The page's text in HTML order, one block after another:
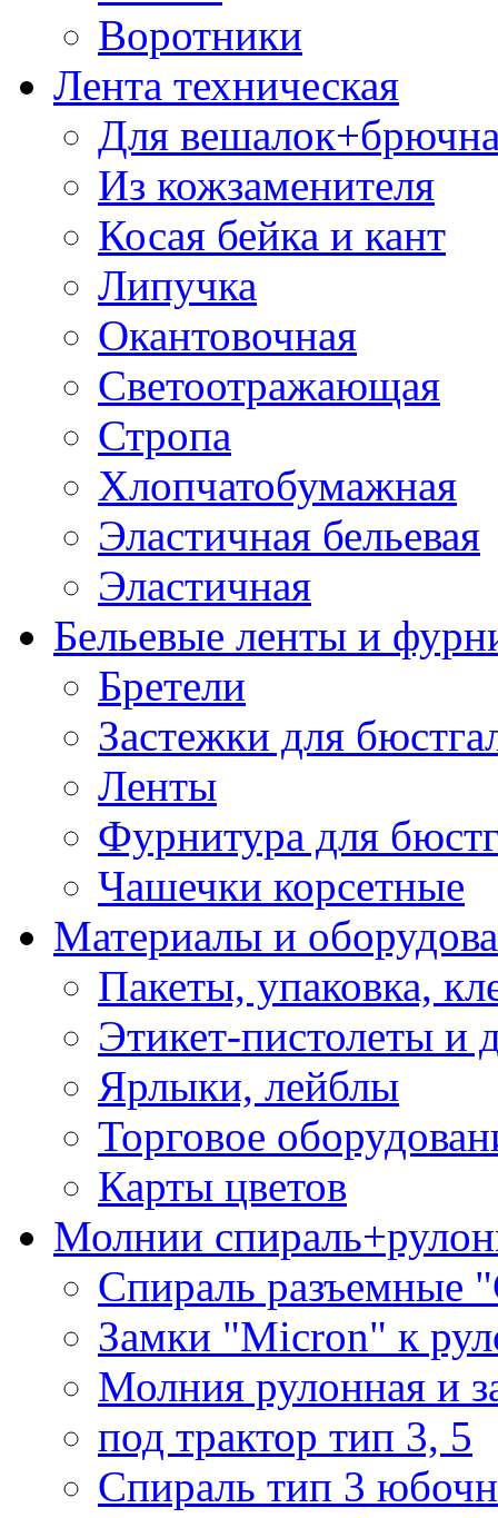
Воротники
Лента техническая
Для
Из кожзаменителя
Косая бейка и кант
Липучка
Окантовочная
Светоотражающая
Стропа
Хлопчатобумажная
Эластичная бельевая
Эластичная
Бельевые ленты и
Бретели
Застежки для
Ленты
Фурнитура для
Чашечки корсетные
Материалы и
Пакеты, упаковка,
Этикет-пистолеты и
Ярлыки, лейблы
Торговое
Карты цветов
Молнии
Спираль разъемные
Замки "Micron" к
Молния рулонная и
под трактор тип 3, 5
Спираль тип 3